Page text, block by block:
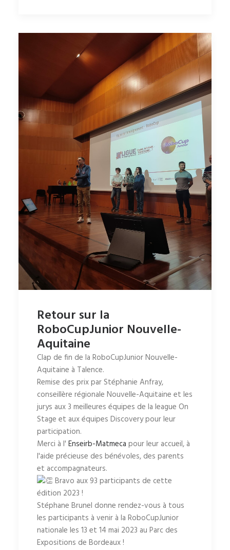
Retour sur la
RoboCupJunior Nouvelle-
Aquitaine
Clap de fin de la RoboCupJunior Nouvelle-
Aquitaine à Talence.
Remise des prix par Stéphanie Anfray,
conseillère régionale Nouvelle-Aquitaine et les
jurys aux 3 meilleures équipes de la league On
Stage et aux équipes Discovery pour leur
participation.
Merci à l' Enseirb-Matmeca pour leur accueil, à
l'aide précieuse des bénévoles, des parents
et accompagnateurs.
Bravo aux 93 participants de cette
édition 2023 !
Stéphane Brunel donne rendez-vous à tous
les participants à venir à la RoboCupJunior
nationale les 13 et 14 mai 2023 au Parc des
Expositions de Bordeaux !